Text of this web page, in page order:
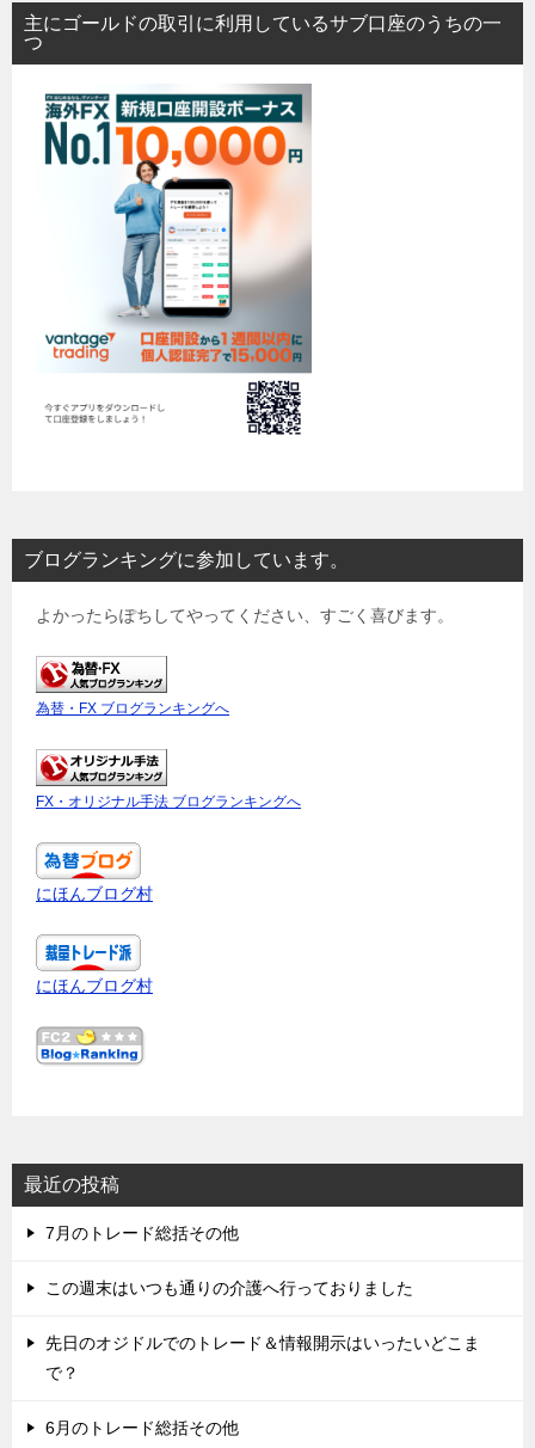
主にゴールドの取引に利用しているサブ口座のうちの一
つ
ブログランキングに参加しています。
よかったらぽちしてやってください、すごく喜びます。
為替・FX ブログランキングへ
FX・オリジナル手法 ブログランキングへ
にほんブログ村
にほんブログ村
最近の投稿
7月のトレード総括その他
この週末はいつも通りの介護へ行っておりました
先日のオジドルでのトレード＆情報開示はいったいどこま
で？
6月のトレード総括その他